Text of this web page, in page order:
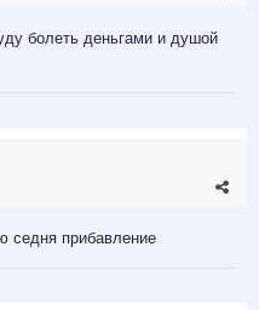
болеть деньгами и душой
седня прибавление